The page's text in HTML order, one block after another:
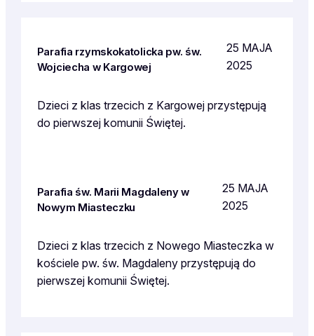
Parafia rzymskokatolicka pw. św.
Wojciecha w Kargowej
25 MAJA
2025
Dzieci z klas trzecich z Kargowej przystępują
do pierwszej komunii Świętej.
Parafia św. Marii Magdaleny w
Nowym Miasteczku
25 MAJA
2025
Dzieci z klas trzecich z Nowego Miasteczka w
kościele pw. św. Magdaleny przystępują do
pierwszej komunii Świętej.